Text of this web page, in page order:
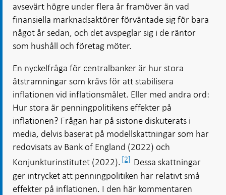
avsevärt högre under flera år framöver än vad
finansiella marknadsaktörer förväntade sig för bara
något år sedan, och det avspeglar sig i de räntor
som hushåll och företag möter.
En nyckelfråga för centralbanker är hur stora
åtstramningar som krävs för att stabilisera
inflationen vid inflationsmålet. Eller med andra ord:
Hur stora är penningpolitikens effekter på
inflationen? Frågan har på sistone diskuterats i
media, delvis baserat på modellskattningar som har
redovisats av Bank of England (2022) och
Konjunkturinstitutet (2022). [2] Dessa skattningar
ger intrycket att penningpolitiken har relativt små
effekter på inflationen. I den här kommentaren